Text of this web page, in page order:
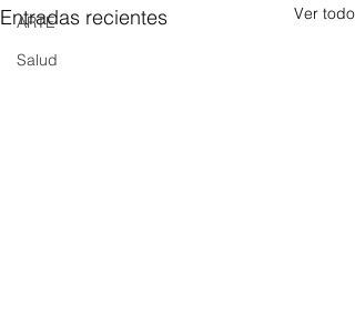
ARTE
Salud
Entradas recientes Ver todo